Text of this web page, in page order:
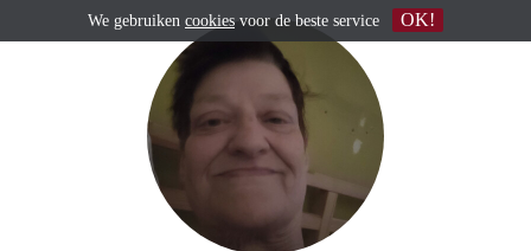
We gebruiken cookies voor de beste service OK!